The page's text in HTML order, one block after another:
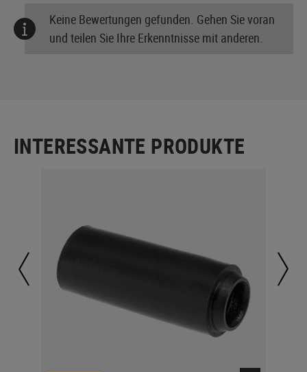
Keine Bewertungen gefunden. Gehen Sie voran
und teilen Sie Ihre Erkenntnisse mit anderen.
INTERESSANTE PRODUKTE